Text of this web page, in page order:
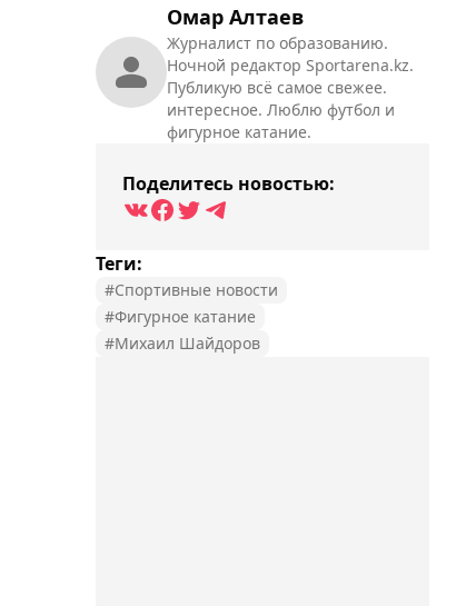
Омар Алтаев
Журналист по образованию.
Ночной редактор Sportarena.kz.
Публикую всё самое свежее.
интересное. Люблю футбол и
фигурное катание.
Поделитесь новостью:
Теги:
#Спортивные новости
#Фигурное катание
#Михаил Шайдоров